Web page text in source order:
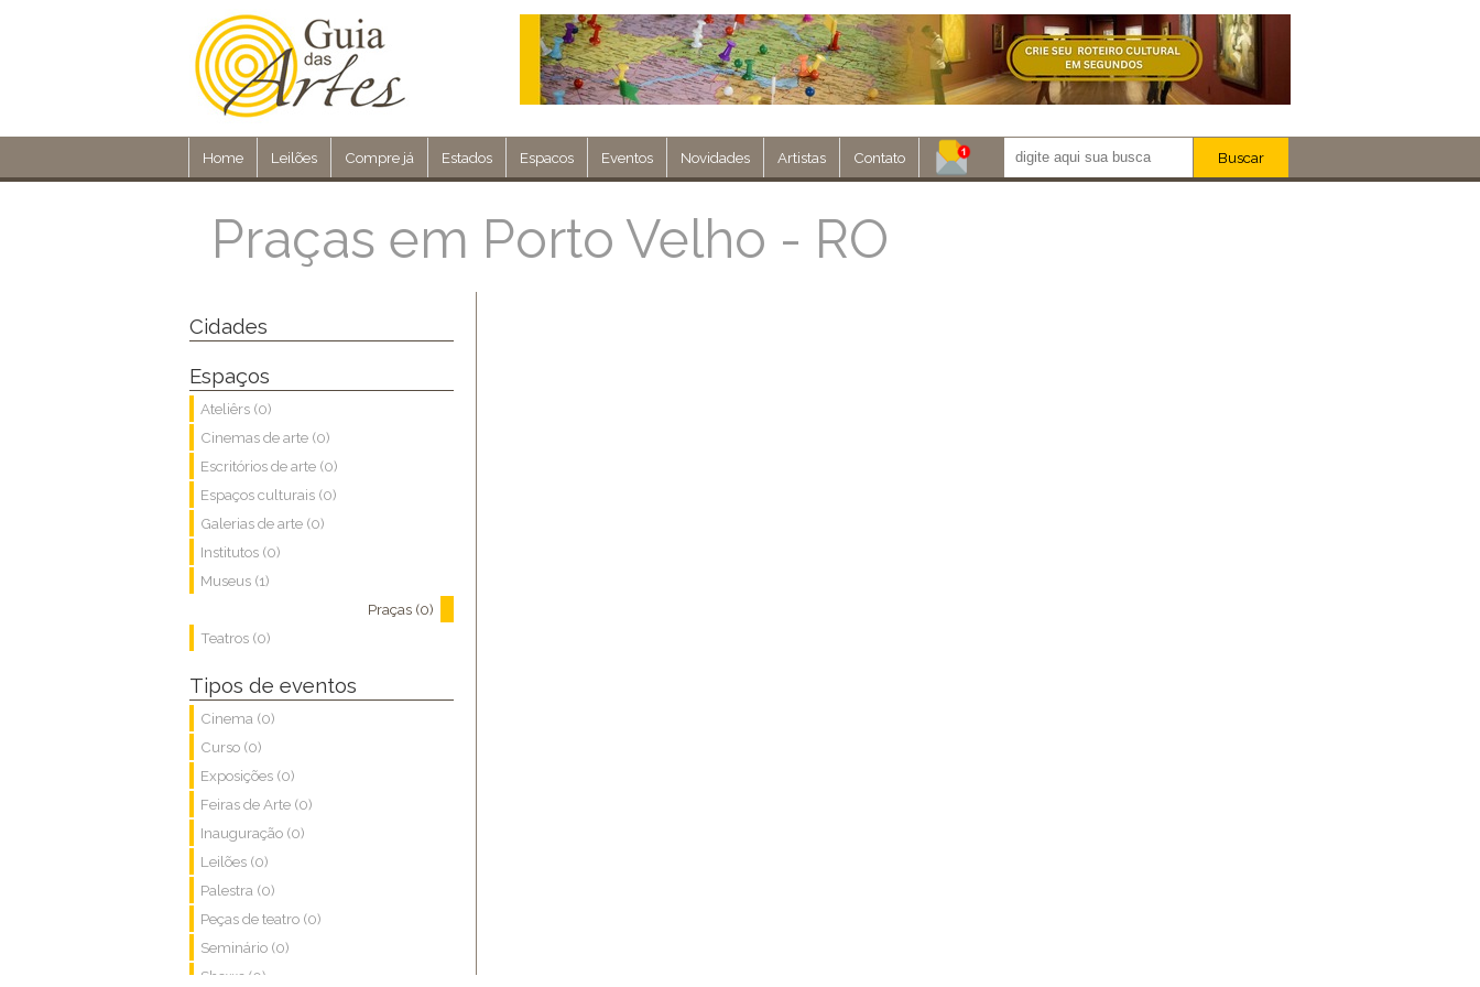
Home Leilões Compre já Estados Espacos Eventos Novidades Artistas Contato Buscar
Praças em Porto Velho - RO
Cidades
Espaços
Ateliêrs (0)
Cinemas de arte (0)
Escritórios de arte (0)
Espaços culturais (0)
Galerias de arte (0)
Institutos (0)
Museus (1)
Praças (0)
Teatros (0)
Tipos de eventos
Cinema (0)
Curso (0)
Exposições (0)
Feiras de Arte (0)
Inauguração (0)
Leilões (0)
Palestra (0)
Peças de teatro (0)
Seminário (0)
Shows (0)